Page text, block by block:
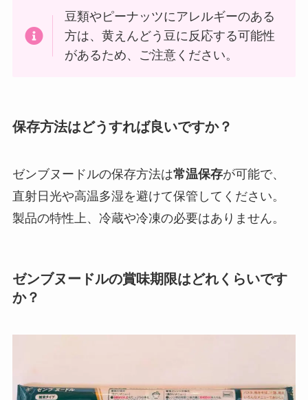
豆類やピーナッツにアレルギーのある
方は、黄えんどう豆に反応する可能性
があるため、ご注意ください。
保存方法はどうすれば良いですか？
ゼンブヌードルの保存方法は常温保存が可能で、
直射日光や高温多湿を避けて保管してください。
製品の特性上、冷蔵や冷凍の必要はありません。
ゼンブヌードルの賞味期限はどれくらいです
か？